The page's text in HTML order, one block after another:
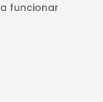
funcionar